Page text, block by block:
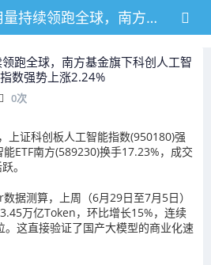
国内AI大模型调用量持续领跑全球，南方基金旗下科创人工智能ETF南方(589230)标的指数强势上涨2.24%
跑全球，南方基金旗下科创人工智
数强势上涨2.24%
0次
上证科创板人工智能指数(950180)强
ETF南方(589230)换手17.23%，成交
。
据测算，上周（6月29日至7月5日）
万亿Token，环比增长15%，连续
。这直接验证了国产大模型的商业化速